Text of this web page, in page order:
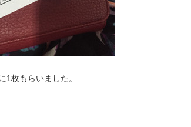
1枚もらいました。